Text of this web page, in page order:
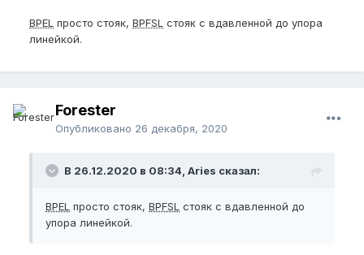
BPEL просто стояк, BPFSL стояк с вдавленной до упора
линейкой.
Forester
Опубликовано 26 декабря, 2020
В 26.12.2020 в 08:34, Aries сказал:
BPEL просто стояк, BPFSL стояк с вдавленной до
упора линейкой.